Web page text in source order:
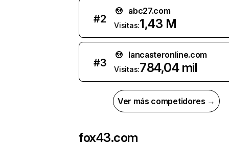
#2
abc27.com
Visitas:1,43 M
#3
lancasteronline.com
Visitas:784,04 mil
Ver más competidores →
fox43.com